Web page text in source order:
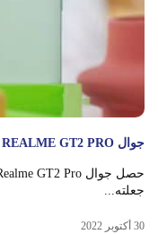
جوال REALME GT2 PRO يحصل على تحديث ANDROID 13
جعلته...
30 أكتوبر 2022